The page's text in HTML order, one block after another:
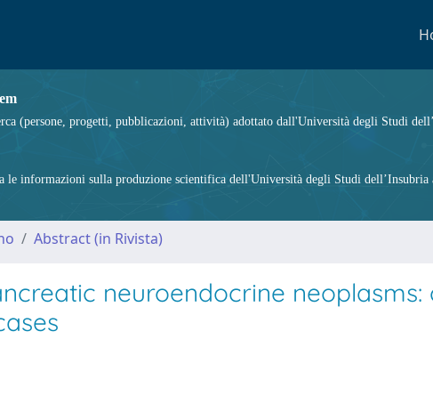
(persone, progetti, pubblicazioni, attività) adottato dall'Università degli Studi
le informazioni sulla produzione scientifica dell'Università degli Studi
Abstract (in Rivista)
neuroendocrine neoplasms: